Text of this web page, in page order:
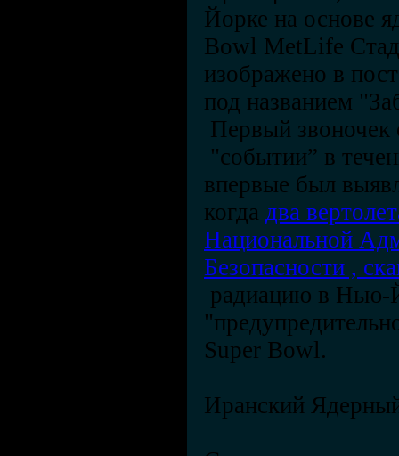
Йорке на основе
Bowl MetLife
изображено в
под названием
Первый звоночек
"событии” в
впервые был
когда два
Национальной
Безопасности ,
радиацию в Нью-
Super Bowl.
Иранский